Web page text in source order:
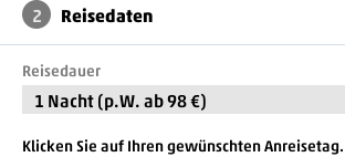
2 Reisedaten
Reisedauer
1 Nacht (p.W. ab 98 €)
Klicken Sie auf Ihren gewünschten Anreisetag.